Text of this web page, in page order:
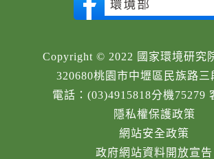
Copyright © 2022 國家環境研究
320680桃園市中壢區民族路三
電話：(03)4915818分機75279
隱私權保護政策
網站安全政策
政府網站資料開放宣告